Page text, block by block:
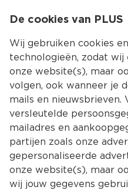
De cookies van PLUS
Wij gebruiken cookies
technologieën, zodat
onze website(s), maar
volgen, ook wanneer je
mails en nieuwsbrieven.
versleutelde
mailadres en
partijen zoals onze
gepersonaliseerde
onze website(s), maar
wij jouw gegevens